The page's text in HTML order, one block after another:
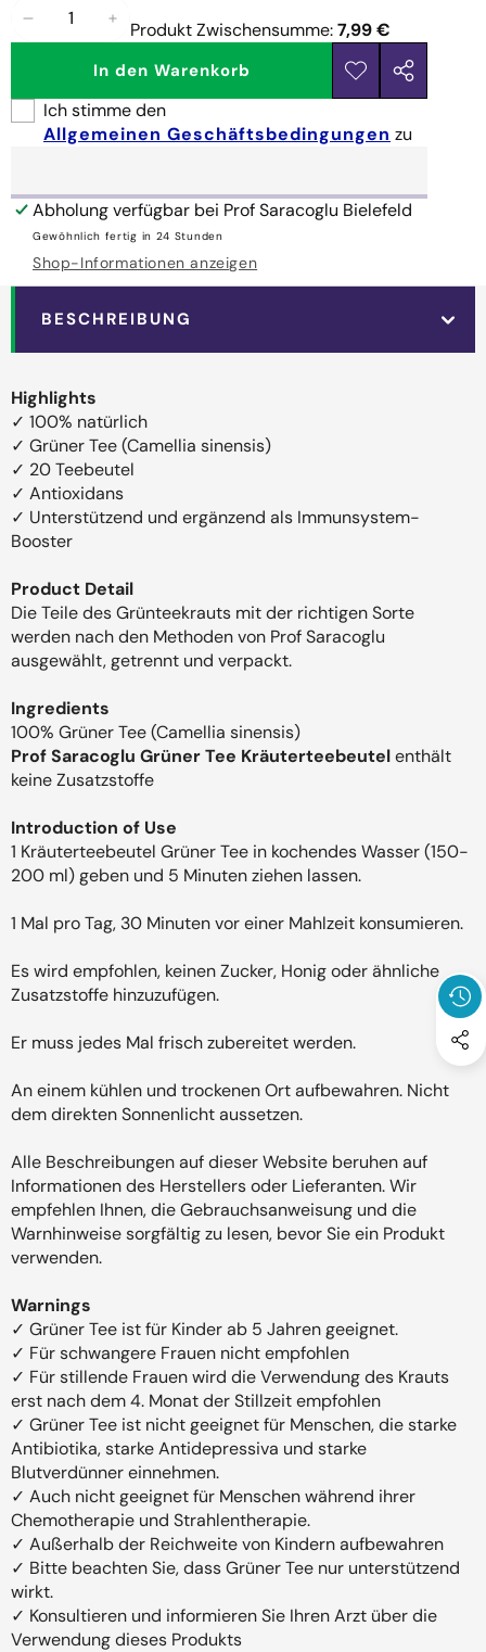
Menge
Menge
Produkt Zwischensumme:7,99 €
In den Warenkorb
Zur
Wunschliste
Dieses
Produkt
teilen
Ich stimme den
Allgemeinen Geschäftsbedingungen zu
Abholung verfügbar bei Prof Saracoglu Bielefeld
Gewöhnlich fertig in 24 Stunden
Shop-Informationen anzeigen
BESCHREIBUNG
Highlights
✓ 100% natürlich
✓ Grüner Tee (Camellia sinensis)
✓ 20 Teebeutel
✓ Antioxidans
✓ Unterstützend und ergänzend als Immunsystem-
Booster
Product Detail
Die Teile des Grünteekrauts mit der richtigen Sorte
werden nach den Methoden von Prof Saracoglu
ausgewählt, getrennt und verpackt.
Ingredients
100% Grüner Tee (Camellia sinensis)
Prof Saracoglu Grüner Tee Kräuterteebeutelenthält
keine Zusatzstoffe
Introduction of Use
1 Kräuterteebeutel Grüner Tee in kochendes Wasser (150-
200 ml) geben und 5 Minuten ziehen lassen.
1 Mal pro Tag, 30 Minuten vor einer Mahlzeit konsumieren.
Es wird empfohlen, keinen Zucker, Honig oder ähnliche
Zusatzstoffe hinzuzufügen.
Er muss jedes Mal frisch zubereitet werden.
An einem kühlen und trockenen Ort aufbewahren. Nicht
dem direkten Sonnenlicht aussetzen.
Alle Beschreibungen auf dieser Website beruhen auf
Informationen des Herstellers oder Lieferanten. Wir
empfehlen Ihnen, die Gebrauchsanweisung und die
Warnhinweise sorgfältig zu lesen, bevor Sie ein Produkt
verwenden.
Warnings
✓ Grüner Tee ist für Kinder ab 5 Jahren geeignet.
✓ Für schwangere Frauen nicht empfohlen
✓ Für stillende Frauen wird die Verwendung des Krauts
erst nach dem 4. Monat der Stillzeit empfohlen
✓ Grüner Tee ist nicht geeignet für Menschen, die starke
Antibiotika, starke Antidepressiva und starke
Blutverdünner einnehmen.
✓ Auch nicht geeignet für Menschen während ihrer
Chemotherapie und Strahlentherapie.
✓ Außerhalb der Reichweite von Kindern aufbewahren
✓ Bitte beachten Sie, dass Grüner Tee nur unterstützend
wirkt.
✓ Konsultieren und informieren Sie Ihren Arzt über die
Verwendung dieses Produkts